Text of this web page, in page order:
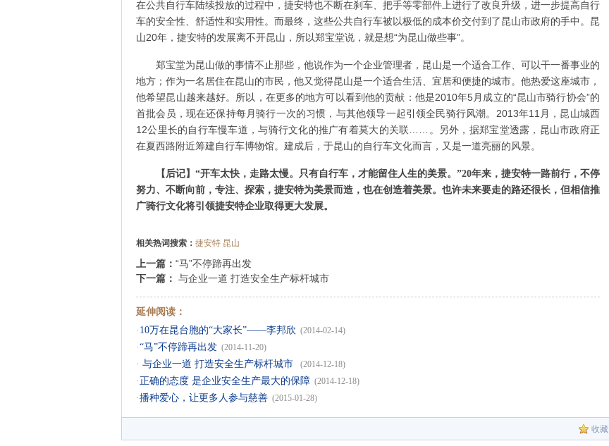
在公共自行车陆续投放的过程中，捷安特也不断在刹车、把手等零部件上进行了改良升级，进一步提高自行
车的安全性、舒适性和实用性。而最终，这些公共自行车被以极低的成本价交付到了昆山市政府的手中。昆
山20年，捷安特的发展离不开昆山，所以郑宝堂说，就是想“为昆山做些事”。
郑宝堂为昆山做的事情不止那些，他说作为一个企业管理者，昆山是一个适合工作、可以干一番事业的
地方；作为一名居住在昆山的市民，他又觉得昆山是一个适合生活、宜居和便捷的城市。他热爱这座城市，
他希望昆山越来越好。所以，在更多的地方可以看到他的贡献：他是2010年5月成立的“昆山市骑行协会”的
首批会员，现在还保持每月骑行一次的习惯，与其他领导一起引领全民骑行风潮。2013年11月，昆山城西
12公里长的自行车慢车道，与骑行文化的推广有着莫大的关联……。另外，据郑宝堂透露，昆山市政府正
在夏西路附近筹建自行车博物馆。建成后，于昆山的自行车文化而言，又是一道亮丽的风景。
【后记】 “开车太快，走路太慢。只有自行车，才能留住人生的美景。”20年来，捷安特一路前行，不停
努力、不断向前，专注、探索，捷安特为美景而造，也在创造着美景。也许未来要走的路还很长，但相信推
广骑行文化将引领捷安特企业取得更大发展。
相关热词搜索： 捷安特 昆山
上一篇： “马”不停蹄再出发
下一篇： 与企业一道 打造安全生产标杆城市
延伸阅读：
· 10万在昆台胞的“大家长”——李邦欣 (2014-02-14)
·“马”不停蹄再出发 (2014-11-20)
· 与企业一道 打造安全生产标杆城市 (2014-12-18)
· 正确的态度 是企业安全生产最大的保障 (2014-12-18)
·播种爱心，让更多人参与慈善 (2015-01-28)
收藏